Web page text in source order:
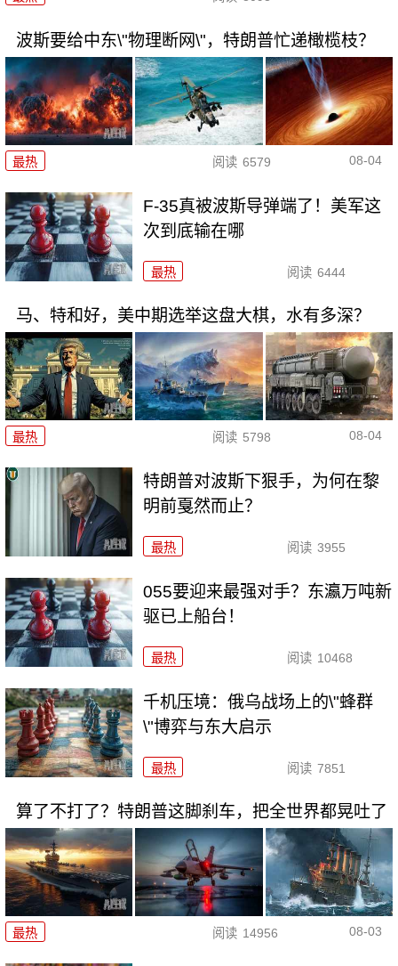
波斯要给中东\"物理断网\"，特朗普忙递橄榄枝？
最热 阅读 6579 08-04
F-35真被波斯导弹端了！美军这
次到底输在哪
最热 阅读 6444
马、特和好，美中期选举这盘大棋，水有多深？
最热 阅读 5798 08-04
特朗普对波斯下狠手，为何在黎
明前戛然而止？
最热 阅读 3955
055要迎来最强对手？东瀛万吨新
驱已上船台！
最热 阅读 10468
千机压境：俄乌战场上的\"蜂群
\"博弈与东大启示
最热 阅读 7851
算了不打了？特朗普这脚刹车，把全世界都晃吐了
最热 阅读 14956 08-03